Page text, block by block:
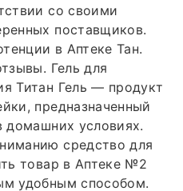
со своими
поставщиков.
в Аптеке Тан.
Гель для
Титан Гель — продукт
предназначенный
домашних условиях.
средство для
товар в Аптеке №2
удобным способом.